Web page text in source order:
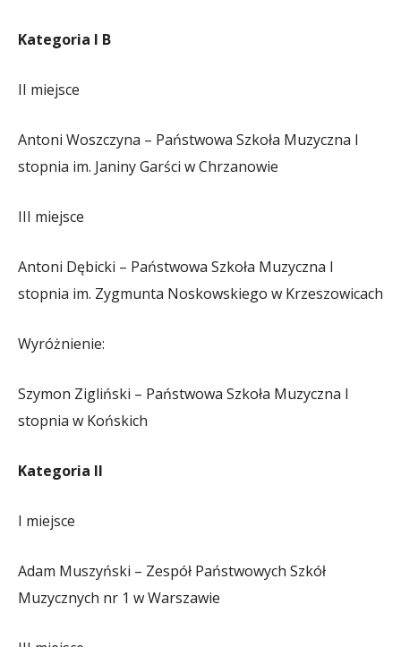
Kategoria I B
II miejsce
Antoni Woszczyna – Państwowa Szkoła Muzyczna I
stopnia im. Janiny Garści w Chrzanowie
III miejsce
Antoni Dębicki – Państwowa Szkoła Muzyczna I
stopnia im. Zygmunta Noskowskiego w Krzeszowicach
Wyróżnienie:
Szymon Zigliński – Państwowa Szkoła Muzyczna I
stopnia w Końskich
Kategoria II
I miejsce
Adam Muszyński – Zespół Państwowych Szkół
Muzycznych nr 1 w Warszawie